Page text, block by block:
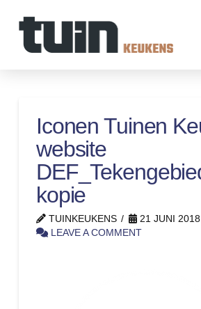
Iconen Tuinen
website
kopie
TUINKEUKENS
21 JUNI 2018
LEAVE A COMMENT